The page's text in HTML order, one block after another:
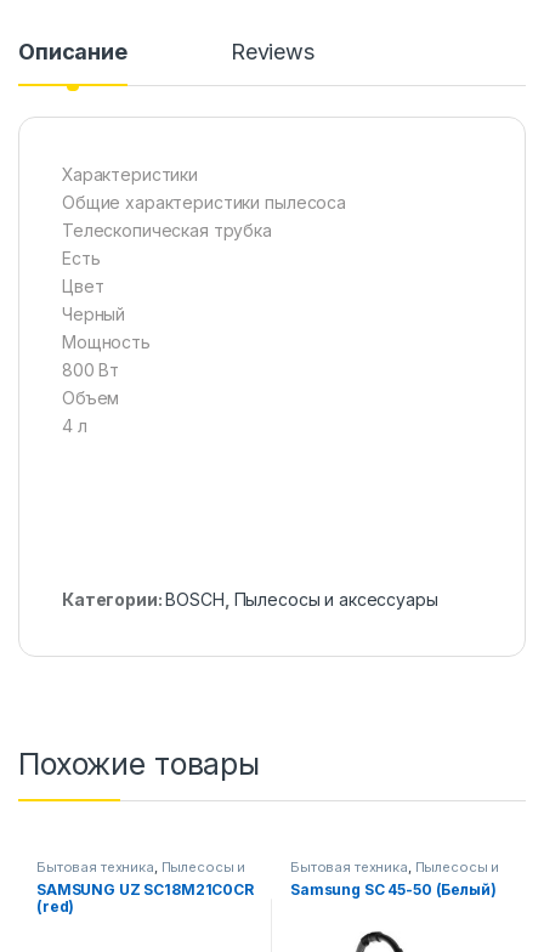
Описание Reviews
Характеристики
Общие характеристики пылесоса
Телескопическая трубка
Есть
Цвет
Черный
Мощность
800 Вт
Объем
4 л
Категории:BOSCH Пылесосы и аксессуары
Похожие товары
Бытовая техника, Пылесосы и
аксессуары
SAMSUNG UZ SC18M21C0CR
(red)
Бытовая техника, Пылесосы и
аксессуары
Samsung SC 45-50 (Белый)